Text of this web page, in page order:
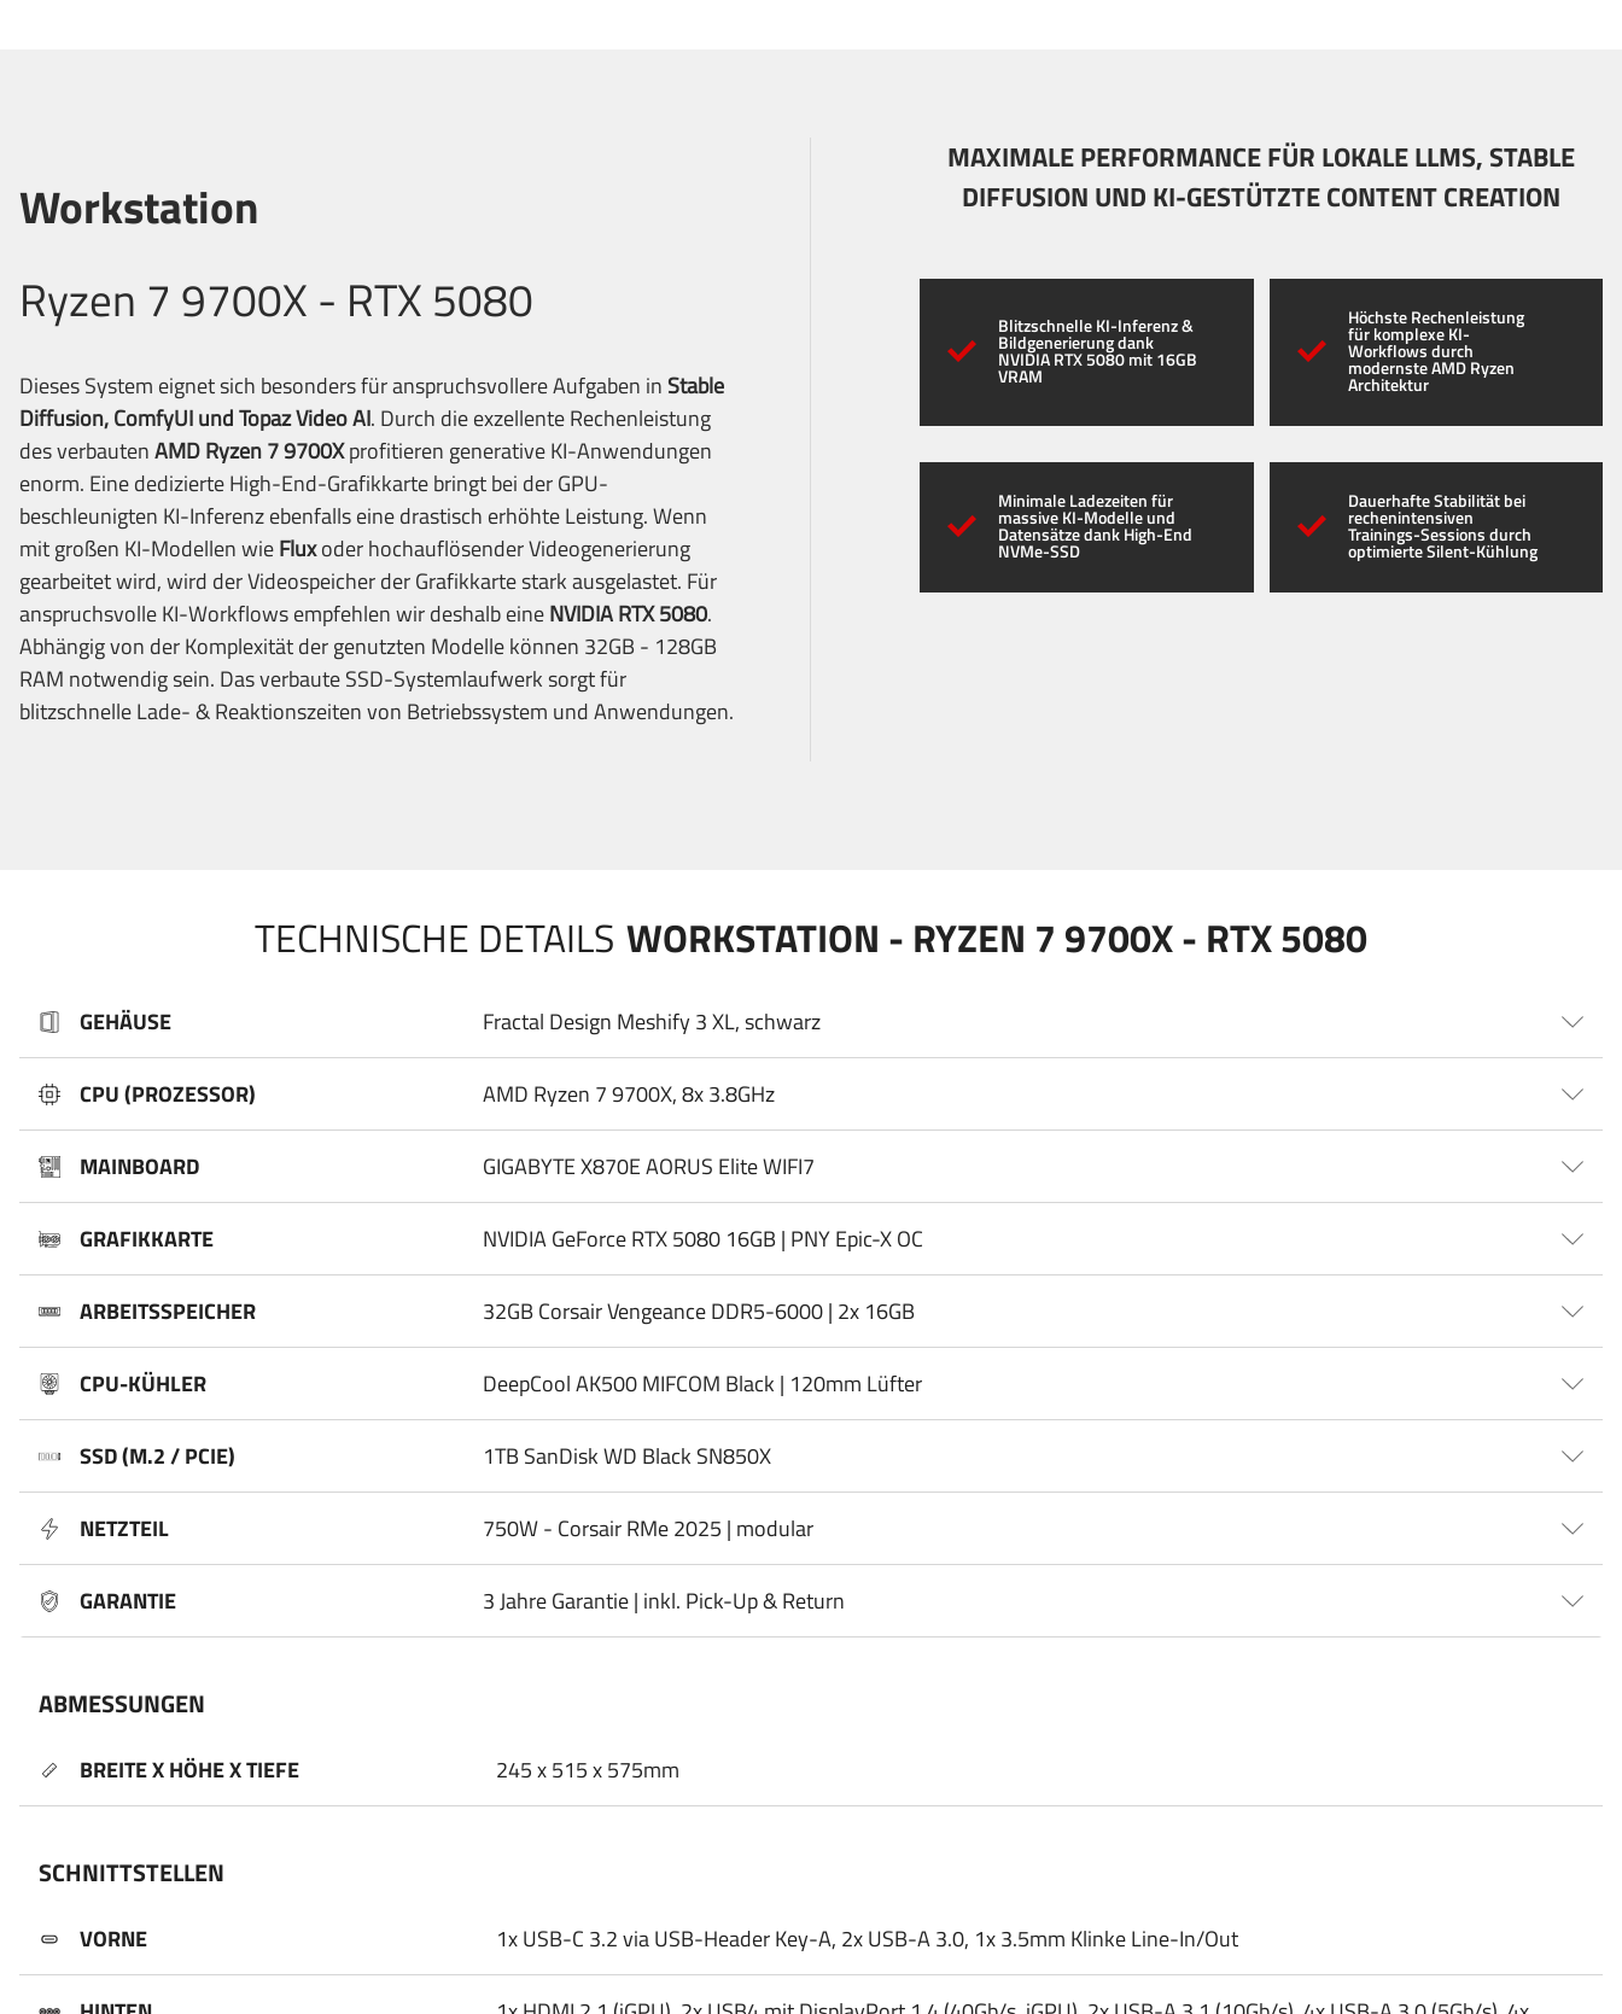
Workstation
Ryzen 7 9700X - RTX 5080
Dieses System eignet sich besonders für anspruchsvollere Aufgaben inStable
Diffusion, ComfyUI und Topaz Video AI. Durch die exzellente Rechenleistung
des verbautenAMD Ryzen 7 9700Xprofitieren generative KI-Anwendungen
enorm. Eine dedizierte High-End-Grafikkarte bringt bei der GPU-
beschleunigten KI-Inferenz ebenfalls eine drastisch erhöhte Leistung. Wenn
mit großen KI-Modellen wieFluxoder hochauflösender Videogenerierung
gearbeitet wird, wird der Videospeicher der Grafikkarte stark ausgelastet. Für
anspruchsvolle KI-Workflows empfehlen wir deshalb eineNVIDIA RTX 5080.
Abhängig von der Komplexität der genutzten Modelle können 32GB - 128GB
RAM notwendig sein. Das verbaute SSD-Systemlaufwerk sorgt für
blitzschnelle Lade- & Reaktionszeiten von Betriebssystem und Anwendungen.
MAXIMALE PERFORMANCE FÜR LOKALE LLMS, STABLE
DIFFUSION UND KI-GESTÜTZTE CONTENT CREATION
Blitzschnelle KI-Inferenz &
Bildgenerierung dank
NVIDIA RTX 5080 mit 16GB
VRAM
Höchste Rechenleistung
für komplexe KI-
Workflows durch
modernste AMD Ryzen
Architektur
Minimale Ladezeiten für
massive KI-Modelle und
Datensätze dank High-End
NVMe-SSD
Dauerhafte Stabilität bei
rechenintensiven
Trainings-Sessions durch
optimierte Silent-Kühlung
TECHNISCHE DETAILS WORKSTATION - RYZEN 7 9700X - RTX 5080
GEHÄUSE Fractal Design Meshify 3 XL, schwarz
CPU (PROZESSOR) AMD Ryzen 7 9700X, 8x 3.8GHz
MAINBOARD GIGABYTE X870E AORUS Elite WIFI7
GRAFIKKARTE NVIDIA GeForce RTX 5080 16GB | PNY Epic-X OC
ARBEITSSPEICHER 32GB Corsair Vengeance DDR5-6000 | 2x 16GB
CPU-KÜHLER DeepCool AK500 MIFCOM Black | 120mm Lüfter
SSD (M.2 / PCIE) 1TB SanDisk WD Black SN850X
NETZTEIL 750W - Corsair RMe 2025 | modular
GARANTIE 3 Jahre Garantie | inkl. Pick-Up & Return
ABMESSUNGEN
BREITE X HÖHE X TIEFE 245 x 515 x 575mm
SCHNITTSTELLEN
VORNE 1x USB-C 3.2 via USB-Header Key-A, 2x USB-A 3.0, 1x 3.5mm Klinke Line-In/​Out